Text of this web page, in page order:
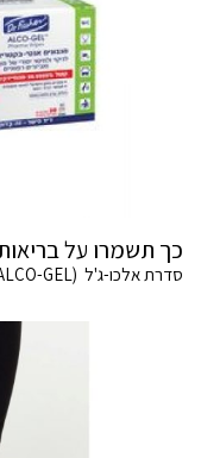
כך תשמרו על
סדרת אלכו-ג'ל (ALCO-GEL) וסדרת אלכו-ג'ל PHARMA WIPES